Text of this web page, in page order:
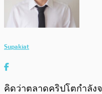
Supakiat
คิดว่าตลาดคริปโตกำลัง